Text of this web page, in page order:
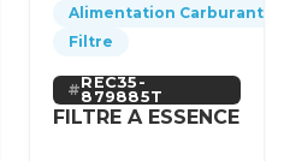
Alimentation Carburant
Filtre
REC35-
879885T
FILTRE A ESSENCE